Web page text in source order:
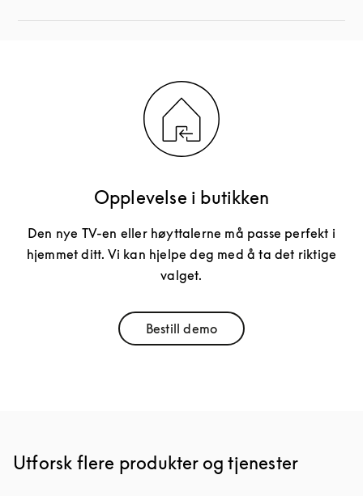
Opplevelse i butikken
Den nye TV-en eller høyttalerne må passe perfekt i
hjemmet ditt. Vi kan hjelpe deg med å ta det riktige
valget.
Bestill demoLink Opens in New Tab
Utforsk flere produkter og tjenester